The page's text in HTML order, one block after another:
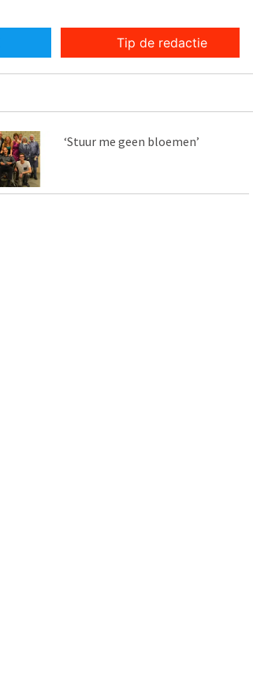
Tip de redactie
‘Stuur me geen bloemen’